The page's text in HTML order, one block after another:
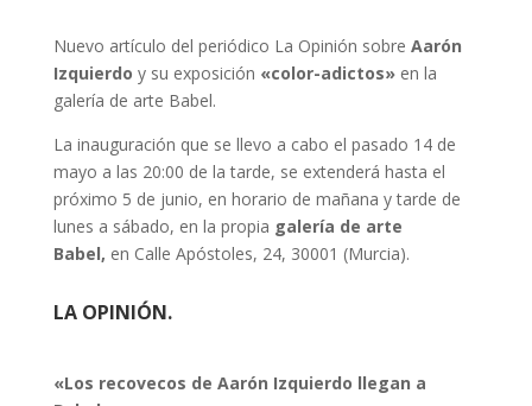
Nuevo artículo del periódico La Opinión sobre Aarón
Izquierdo y su exposición «color-adictos» en la
galería de arte Babel.
La inauguración que se llevo a cabo el pasado 14 de
mayo a las 20:00 de la tarde, se extenderá hasta el
próximo 5 de junio, en horario de mañana y tarde de
lunes a sábado, en la propia galería de arte
Babel, en Calle Apóstoles, 24, 30001 (Murcia).
LA OPINIÓN.
«Los recovecos de Aarón Izquierdo llegan a